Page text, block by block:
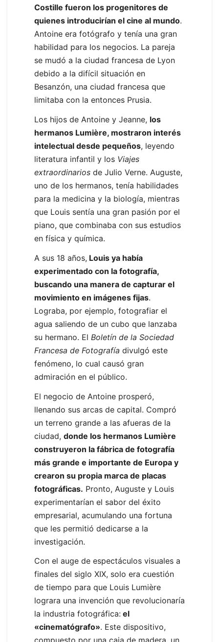
Costille fueron los progenitores de
quienes introducirían el cine al mundo.
Antoine era fotógrafo y tenía una gran
habilidad para los negocios. La pareja
se mudó a la ciudad francesa de Lyon
debido a la difícil situación en
Besanzón, una ciudad francesa que
limitaba con la entonces Prusia.
Los hijos de Antoine y Jeanne, los
hermanos Lumière, mostraron interés
intelectual desde pequeños, leyendo
literatura infantil y los Viajes
extraordinarios de Julio Verne. Auguste,
uno de los hermanos, tenía habilidades
para la medicina y la biología, mientras
que Louis sentía una gran pasión por el
piano, que combinaba con sus estudios
en física y química.
A sus 18 años, Louis ya había
experimentado con la fotografía,
buscando una manera de capturar el
movimiento en imágenes fijas.
Lograba, por ejemplo, fotografiar el
agua saliendo de un cubo que lanzaba
su hermano. El Boletín de la Sociedad
Francesa de Fotografía divulgó este
fenómeno, lo cual causó gran
admiración en el público.
El negocio de Antoine prosperó,
llenando sus arcas de capital. Compró
un terreno grande a las afueras de la
ciudad, donde los hermanos Lumière
construyeron la fábrica de fotografía
más grande e importante de Europa y
crearon su propia marca de placas
fotográficas. Pronto, Auguste y Louis
experimentarían el sabor del éxito
empresarial, acumulando una fortuna
que les permitió dedicarse a la
investigación.
Con el auge de espectáculos visuales a
finales del siglo XIX, solo era cuestión
de tiempo para que Louis Lumière
lograra una invención que revolucionaría
la industria fotográfica: el
«cinematógrafo». Este dispositivo,